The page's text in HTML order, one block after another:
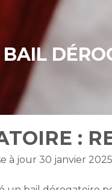
BAIL
:
à jour 30 janvier